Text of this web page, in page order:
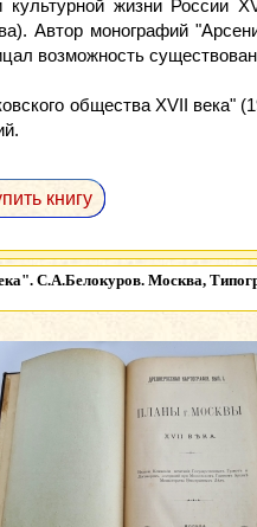
жизни России
Автор монографий
возможность
общества XVII века"
книгу
С.А.Белокуров. Москва,